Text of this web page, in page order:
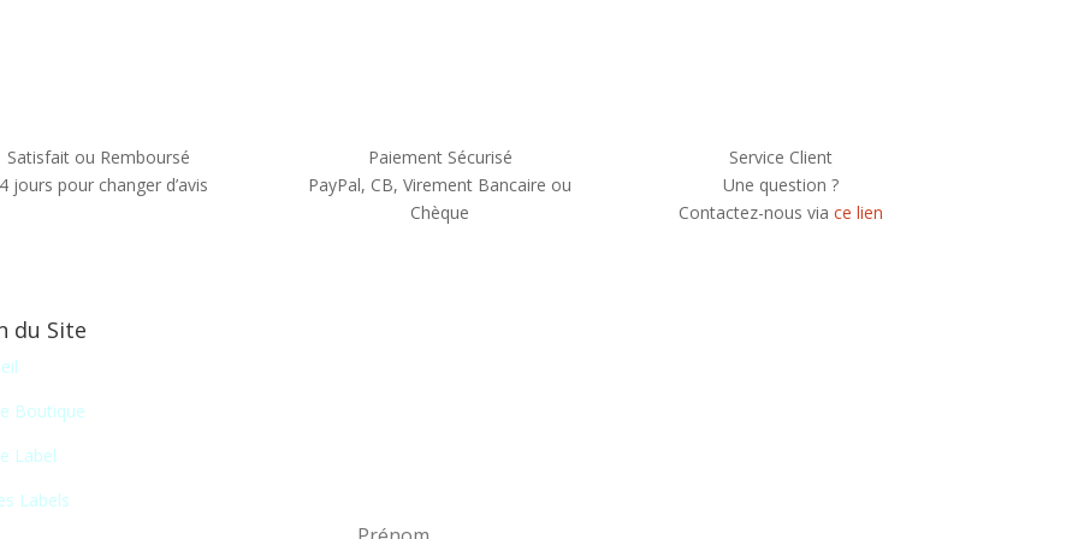
Satisfait ou Remboursé
jours pour changer d’avis
Paiement Sécurisé
PayPal, CB, Virement Bancaire ou
Chèque
Service Client
Une question ?
Contactez-nous viace lien
du Site
Boutique
Label
Labels